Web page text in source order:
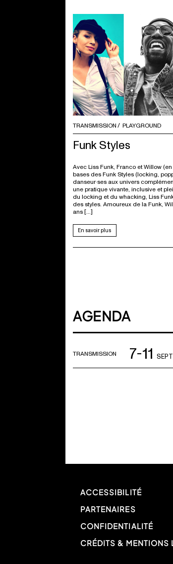
TRANSMISSION PLAYGROUND
Funk Styles
Avec Liss Funk, Franco et Willow
bases des Funk Styles (locking,
danseur·ses aux univers
une pratique vivante, inclusive et
du locking et du whacking, Liss
des styles. Amoureux de la Funk,
ans […]
En savoir plus
AGENDA
TRANSMISSION 7-11
ACCESSIBILITÉ
PARTENAIRES
CONFIDENTIALITÉ
CRÉDITS & MENTIONS